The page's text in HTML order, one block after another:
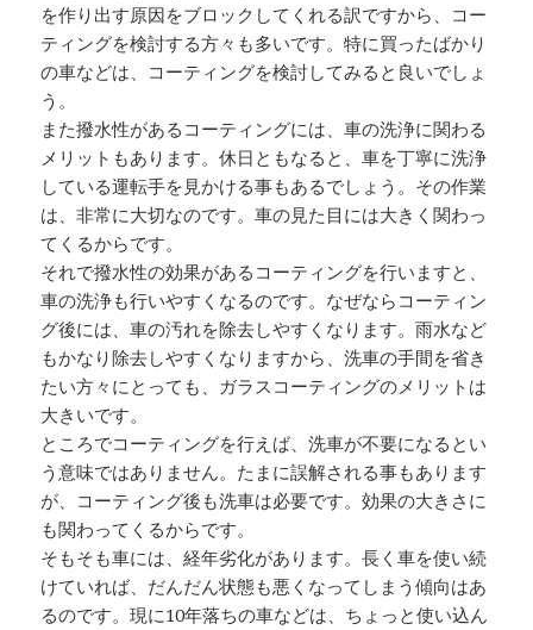
を作り出す原因をブロックしてくれる訳ですから、コー
ティングを検討する方々も多いです。特に買ったばかり
の車などは、コーティングを検討してみると良いでしょ
う。
また撥水性があるコーティングには、車の洗浄に関わる
メリットもあります。休日ともなると、車を丁寧に洗浄
している運転手を見かける事もあるでしょう。その作業
は、非常に大切なのです。車の見た目には大きく関わっ
てくるからです。
それで撥水性の効果があるコーティングを行いますと、
車の洗浄も行いやすくなるのです。なぜならコーティン
グ後には、車の汚れを除去しやすくなります。雨水など
もかなり除去しやすくなりますから、洗車の手間を省き
たい方々にとっても、ガラスコーティングのメリットは
大きいです。
ところでコーティングを行えば、洗車が不要になるとい
う意味ではありません。たまに誤解される事もあります
が、コーティング後も洗車は必要です。効果の大きさに
も関わってくるからです。
そもそも車には、経年劣化があります。長く車を使い続
けていれば、だんだん状態も悪くなってしまう傾向はあ
るのです。現に10年落ちの車などは、ちょっと使い込ん